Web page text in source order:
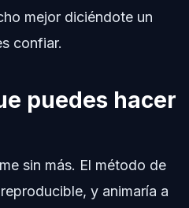
mejor diciéndote un
confiar.
puedes hacer
sin más. El método de
y animaría a